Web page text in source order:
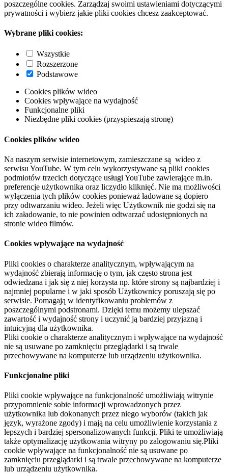
poszczególne cookies. Zarządzaj swoimi ustawieniami dotyczącymi
prywatności i wybierz jakie pliki cookies chcesz zaakceptować.
Wybrane pliki cookies:
Wszystkie
Rozszerzone
Podstawowe
Cookies plików wideo
Cookies wpływające na wydajność
Funkcjonalne pliki
Niezbędne pliki cookies (przyspieszają stronę)
Cookies plików wideo
Na naszym serwisie internetowym, zamieszczane są wideo z
serwisu YouTube. W tym celu wykorzystywane są pliki cookies
podmiotów trzecich dotyczące usługi YouTube zawierające m.in.
preferencje użytkownika oraz liczydło kliknięć. Nie ma możliwości
wyłączenia tych plików cookies ponieważ ładowane są dopiero
przy odtwarzaniu wideo. Jeżeli więc Użytkownik nie godzi się na
ich załadowanie, to nie powinien odtwarzać udostępnionych na
stronie wideo filmów.
Cookies wpływające na wydajność
Pliki cookies o charakterze analitycznym, wpływającym na
wydajność zbierają informację o tym, jak często strona jest
odwiedzana i jak się z niej korzysta np. które strony są najbardziej i
najmniej popularne i w jaki sposób Użytkownicy poruszają się po
serwisie. Pomagają w identyfikowaniu problemów z
poszczególnymi podstronami. Dzięki temu możemy ulepszać
zawartość i wydajność strony i uczynić ją bardziej przyjazną i
intuicyjną dla użytkownika.
Pliki cookie o charakterze analitycznym i wpływające na wydajność
nie są usuwane po zamknięciu przeglądarki i są trwale
przechowywane na komputerze lub urządzeniu użytkownika.
Funkcjonalne pliki
Pliki cookie wpływające na funkcjonalność umożliwiają witrynie
przypomnienie sobie informacji wprowadzonych przez
użytkownika lub dokonanych przez niego wyborów (takich jak
język, wyrażone zgody) i mają na celu umożliwienie korzystania z
lepszych i bardziej spersonalizowanych funkcji. Pliki te umożliwiają
także optymalizację użytkowania witryny po zalogowaniu się.Pliki
cookie wpływające na funkcjonalność nie są usuwane po
zamknięciu przeglądarki i są trwale przechowywane na komputerze
lub urządzeniu użytkownika.